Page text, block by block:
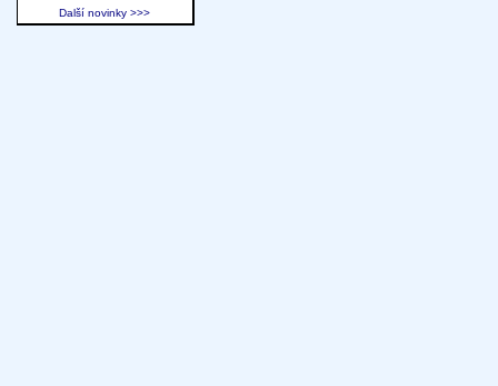
Další novinky >>>